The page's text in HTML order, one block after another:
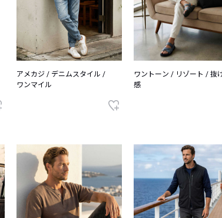
アメカジ / デニムスタイル /
ワンマイル
ワントーン / リゾート / 抜
感